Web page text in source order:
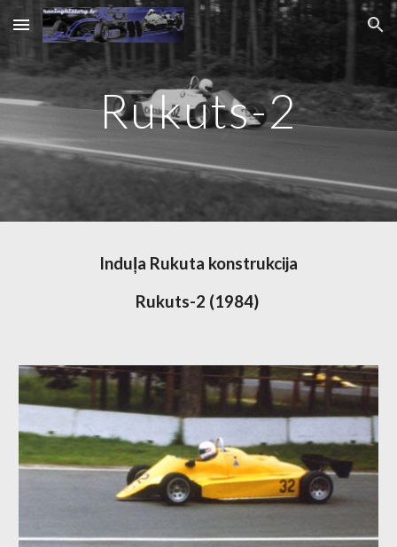
Skip to main content Skip to navigation
Rukuts-2
Induļa Rukuta konstrukcija
Rukuts-2 (1984)